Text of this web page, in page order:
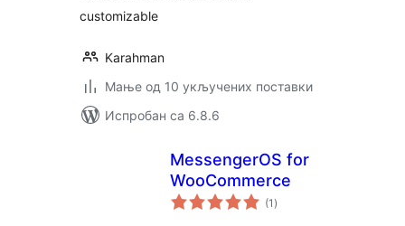
customizable
Karahman
Мање од 10 укључених поставки
Испробан са 6.8.6
MessengerOS for
WooCommerce
(1 укупних
оцена
)